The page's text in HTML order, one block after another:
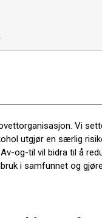
Vi
utgjør en særlig
og-til vil bidra til å
i samfunnet og